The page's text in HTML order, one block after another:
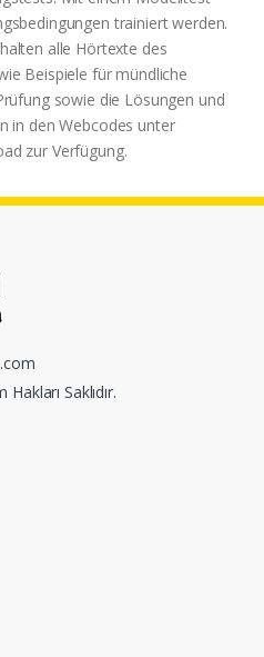
trainiert werden.
alle Hörtexte des
Beispiele für mündliche
sowie die Lösungen und
in den Webcodes unter
zur Verfügung.
Saklıdır.